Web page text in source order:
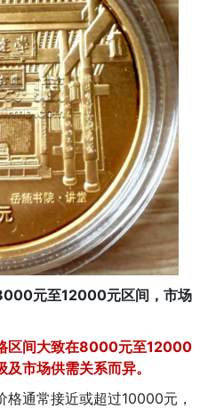
元至12000元区间，市场
区间大致在8000元至12000
市场供需关系而异。
通常接近或超过10000元，